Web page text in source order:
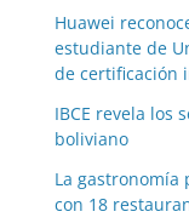
Huawei
estudiante de
de certificación
IBCE revela los
boliviano
La gastronomía
con 18